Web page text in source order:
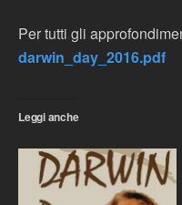
Per tutti gli
darwin_day_2016.pdf
Leggi anche